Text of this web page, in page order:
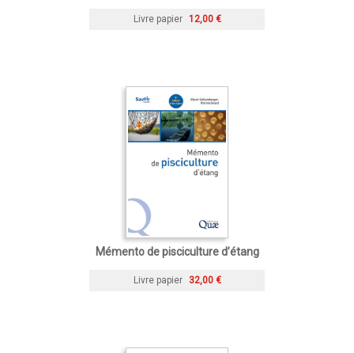
Livre papier 12,00 €
Mémento de pisciculture d’étang
Livre papier 32,00 €